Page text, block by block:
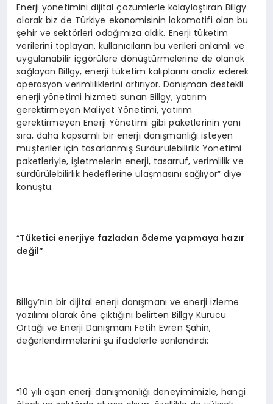
Enerji yönetimini dijital çözümlerle kolaylaştıran Billgy
olarak biz de Türkiye ekonomisinin lokomotifi olan bu
şehir ve sektörleri odağımıza aldık. Enerji tüketim
verilerini toplayan, kullanıcıların bu verileri anlamlı ve
uygulanabilir içgörülere dönüştürmelerine de olanak
sağlayan Billgy, enerji tüketim kalıplarını analiz ederek
operasyon verimliliklerini artırıyor. Danışman destekli
enerji yönetimi hizmeti sunan Billgy, yatırım
gerektirmeyen Maliyet Yönetimi, yatırım
gerektirmeyen Enerji Yönetimi gibi paketlerinin yanı
sıra, daha kapsamlı bir enerji danışmanlığı isteyen
müşteriler için tasarlanmış Sürdürülebilirlik Yönetimi
paketleriyle, işletmelerin enerji, tasarruf, verimlilik ve
sürdürülebilirlik hedeflerine ulaşmasını sağlıyor” diye
konuştu.
“Tüketici enerjiye fazladan ödeme yapmaya hazır
değil”
Billgy’nin bir dijital enerji danışmanı ve enerji izleme
yazılımı olarak öne çıktığını belirten Billgy Kurucu
Ortağı ve Enerji Danışmanı Fetih Evren Şahin,
değerlendirmelerini şu ifadelerle sonlandırdı:
“10 yılı aşan enerji danışmanlığı deneyimimizle, hangi